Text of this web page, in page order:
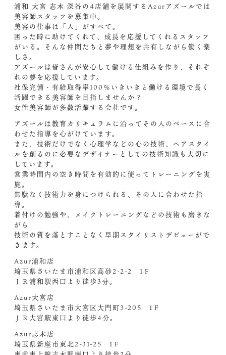
浦和 大宮 志木 深谷の4店舗を展開するAzurアズールでは
美容師スタッフを募集中。
美容の仕事は「人」がすべて。
困った時に助けてくれて、成長を応援してくれるスタッフ
がいる。そんな仲間たちと夢や理想を共有しながら働く楽
しさ。
アズールは皆さんが安心して働ける仕組みを作り、それぞ
れの夢を応援しています。
社保完備・有給取得率100％いきいきと働ける環境で長く
活躍できる美容師を目指しませんか？
女性美容師が多数活躍する会社です。
アズールは教育カリキュラムに沿ってその人のペースに合
わせた指導を心がけています。
また、技術だけでなく心理学などの心の技術、ヘアスタイ
ルを創るのに必要なデザイナーとしての技術知識も大切に
しています。
営業時間内の空き時間を有効的に使ってトレーニングを実
施。
無駄なく技術力を身につけられる、その人に合わせた指
導。
着付けの勉強や、メイクトレーニングなどの技術も磨きな
がら
技術の質を落とすことなく早期スタイリストデビューがで
きます。
Azur浦和店
埼玉県さいたま市浦和区高砂2-2-2 1Ｆ
ＪＲ浦和駅西口より徒歩3分。
Azur大宮店
埼玉県さいたま市大宮区大門町3-205 1Ｆ
ＪＲ大宮駅東口より徒歩4分。
Azur志木店
埼玉県新座市東北2-31-25 1Ｆ